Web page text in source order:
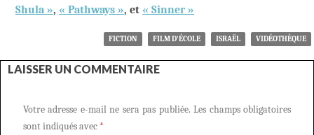
Shula », « Pathways », et « Sinner »
FICTION FILM D'ÉCOLE ISRAËL VIDÉOTHÈQUE
LAISSER UN COMMENTAIRE
Votre adresse e-mail ne sera pas publiée. Les champs obligatoires
sont indiqués avec *